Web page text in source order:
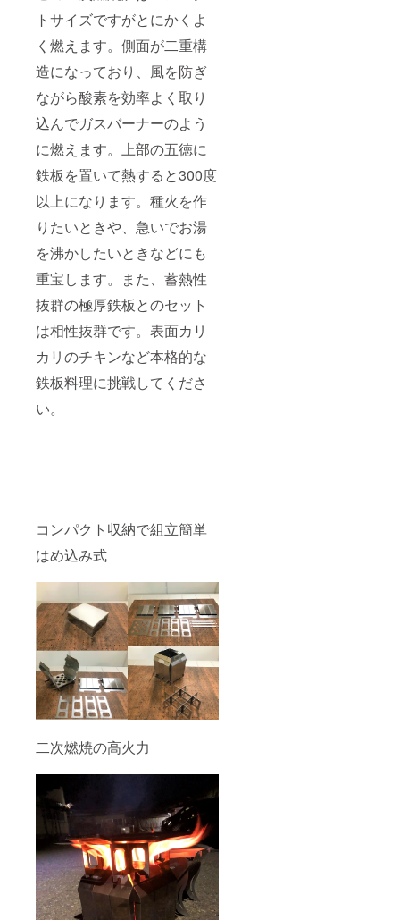
トサイズですがとにかくよ
く燃えます。側面が二重構
造になっており、風を防ぎ
ながら酸素を効率よく取り
込んでガスバーナーのよう
に燃えます。上部の五徳に
鉄板を置いて熱すると300度
以上になります。種火を作
りたいときや、急いでお湯
を沸かしたいときなどにも
重宝します。また、蓄熱性
抜群の極厚鉄板とのセット
は相性抜群です。表面カリ
カリのチキンなど本格的な
鉄板料理に挑戦してくださ
い。
コンパクト収納で組立簡単
はめ込み式
二次燃焼の高火力